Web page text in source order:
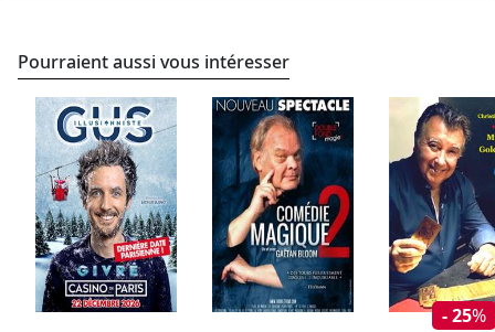
Pourraient aussi vous intéresser
- 25%